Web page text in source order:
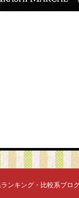
ンキング・比較系ブロ